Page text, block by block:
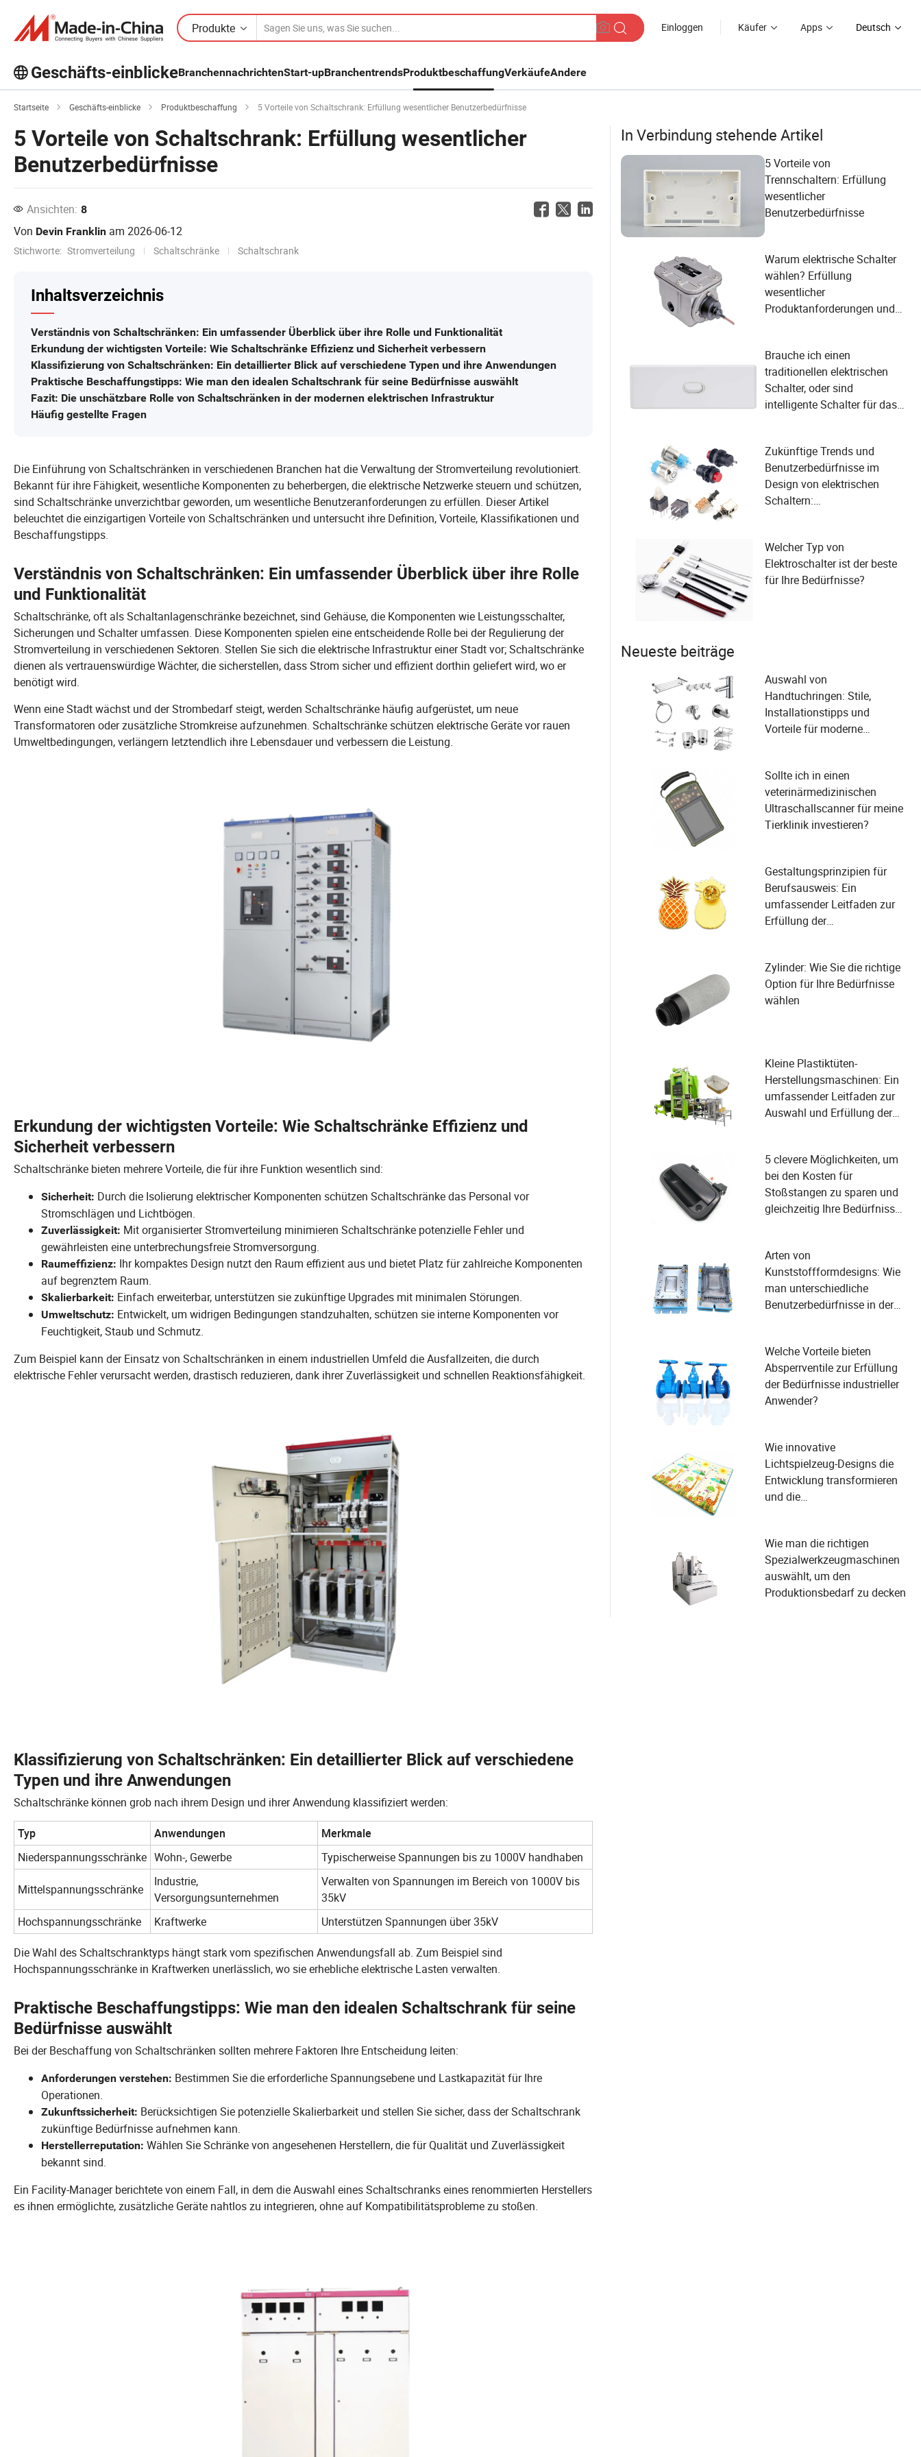
Produkte Einloggen Käufer Apps Deutsch
Geschäfts-einblickeBranchennachrichtenStart-upBranchentrendsProduktbeschaffungVerkäufeAndere
Entdecken Sie weitere beliebte Artikel
Mehr Anzeigen
Startseite Geschäfts-einblicke Produktbeschaffung 5 Vorteile von Schaltschrank: Erfüllung wesentlicher Benutzerbedürfnisse
5 Vorteile von Schaltschrank: Erfüllung wesentlicher
Benutzerbedürfnisse
Ansichten: 8
Von Devin Franklin am 2026-06-12
Stichworte: Stromverteilung Schaltschränke Schaltschrank
Inhaltsverzeichnis
Verständnis von Schaltschränken: Ein umfassender Überblick über ihre Rolle und Funktionalität
Erkundung der wichtigsten Vorteile: Wie Schaltschränke Effizienz und Sicherheit verbessern
Klassifizierung von Schaltschränken: Ein detaillierter Blick auf verschiedene Typen und ihre Anwendungen
Praktische Beschaffungstipps: Wie man den idealen Schaltschrank für seine Bedürfnisse auswählt
Fazit: Die unschätzbare Rolle von Schaltschränken in der modernen elektrischen Infrastruktur
Häufig gestellte Fragen
Die Einführung von Schaltschränken in verschiedenen Branchen hat die Verwaltung der Stromverteilung revolutioniert.
Bekannt für ihre Fähigkeit, wesentliche Komponenten zu beherbergen, die elektrische Netzwerke steuern und schützen,
sind Schaltschränke unverzichtbar geworden, um wesentliche Benutzeranforderungen zu erfüllen. Dieser Artikel
beleuchtet die einzigartigen Vorteile von Schaltschränken und untersucht ihre Definition, Vorteile, Klassifikationen und
Beschaffungstipps.
Verständnis von Schaltschränken: Ein umfassender Überblick über ihre Rolle
und Funktionalität
Schaltschränke, oft als Schaltanlagenschränke bezeichnet, sind Gehäuse, die Komponenten wie Leistungsschalter,
Sicherungen und Schalter umfassen. Diese Komponenten spielen eine entscheidende Rolle bei der Regulierung der
Stromverteilung in verschiedenen Sektoren. Stellen Sie sich die elektrische Infrastruktur einer Stadt vor; Schaltschränke
dienen als vertrauenswürdige Wächter, die sicherstellen, dass Strom sicher und effizient dorthin geliefert wird, wo er
benötigt wird.
Wenn eine Stadt wächst und der Strombedarf steigt, werden Schaltschränke häufig aufgerüstet, um neue
Transformatoren oder zusätzliche Stromkreise aufzunehmen. Schaltschränke schützen elektrische Geräte vor rauen
Umweltbedingungen, verlängern letztendlich ihre Lebensdauer und verbessern die Leistung.
Erkundung der wichtigsten Vorteile: Wie Schaltschränke Effizienz und
Sicherheit verbessern
Schaltschränke bieten mehrere Vorteile, die für ihre Funktion wesentlich sind:
Sicherheit: Durch die Isolierung elektrischer Komponenten schützen Schaltschränke das Personal vor
Stromschlägen und Lichtbögen.
Zuverlässigkeit: Mit organisierter Stromverteilung minimieren Schaltschränke potenzielle Fehler und
gewährleisten eine unterbrechungsfreie Stromversorgung.
Raumeffizienz: Ihr kompaktes Design nutzt den Raum effizient aus und bietet Platz für zahlreiche Komponenten
auf begrenztem Raum.
Skalierbarkeit: Einfach erweiterbar, unterstützen sie zukünftige Upgrades mit minimalen Störungen.
Umweltschutz: Entwickelt, um widrigen Bedingungen standzuhalten, schützen sie interne Komponenten vor
Feuchtigkeit, Staub und Schmutz.
Zum Beispiel kann der Einsatz von Schaltschränken in einem industriellen Umfeld die Ausfallzeiten, die durch
elektrische Fehler verursacht werden, drastisch reduzieren, dank ihrer Zuverlässigkeit und schnellen Reaktionsfähigkeit.
Klassifizierung von Schaltschränken: Ein detaillierter Blick auf verschiedene
Typen und ihre Anwendungen
Schaltschränke können grob nach ihrem Design und ihrer Anwendung klassifiziert werden:
Typ Anwendungen
Merkmale
Niederspannungsschränke Wohn-, Gewerbe Typischerweise Spannungen bis zu 1000V handhaben
Mittelspannungsschränke
Industrie,
Versorgungsunternehmen
Verwalten von Spannungen im Bereich von 1000V bis
35kV
Hochspannungsschränke
Kraftwerke Unterstützen Spannungen über 35kV
Die Wahl des Schaltschranktyps hängt stark vom spezifischen Anwendungsfall ab. Zum Beispiel sind
Hochspannungsschränke in Kraftwerken unerlässlich, wo sie erhebliche elektrische Lasten verwalten.
Praktische Beschaffungstipps: Wie man den idealen Schaltschrank für seine
Bedürfnisse auswählt
Bei der Beschaffung von Schaltschränken sollten mehrere Faktoren Ihre Entscheidung leiten:
Anforderungen verstehen: Bestimmen Sie die erforderliche Spannungsebene und Lastkapazität für Ihre
Operationen.
Zukunftssicherheit: Berücksichtigen Sie potenzielle Skalierbarkeit und stellen Sie sicher, dass der Schaltschrank
zukünftige Bedürfnisse aufnehmen kann.
Herstellerreputation: Wählen Sie Schränke von angesehenen Herstellern, die für Qualität und Zuverlässigkeit
bekannt sind.
Ein Facility-Manager berichtete von einem Fall, in dem die Auswahl eines Schaltschranks eines renommierten Herstellers
es ihnen ermöglichte, zusätzliche Geräte nahtlos zu integrieren, ohne auf Kompatibilitätsprobleme zu stoßen.
In Verbindung stehende Artikel
5 Vorteile von
Trennschaltern: Erfüllung
wesentlicher
Benutzerbedürfnisse
Warum elektrische Schalter
wählen? Erfüllung
wesentlicher
Produktanforderungen und
Brauche ich einen
traditionellen elektrischen
Schalter, oder sind
intelligente Schalter für das
Zukünftige Trends und
Benutzerbedürfnisse im
Design von elektrischen
Schaltern:
meistern
Welcher Typ von
Elektroschalter ist der beste
für Ihre Bedürfnisse?
Neueste beiträge
Auswahl von
Handtuchringen: Stile,
Installationstipps und
Vorteile für moderne
Sollte ich in einen
veterinärmedizinischen
Ultraschallscanner für meine
Tierklinik investieren?
Gestaltungsprinzipien für
Berufsausweis: Ein
umfassender Leitfaden zur
Erfüllung der
Zylinder: Wie Sie die richtige
Option für Ihre Bedürfnisse
wählen
Kleine Plastiktüten-
Herstellungsmaschinen: Ein
umfassender Leitfaden zur
Auswahl und Erfüllung der
5 clevere Möglichkeiten, um
bei den Kosten für
Stoßstangen zu sparen und
gleichzeitig Ihre Bedürfnisse
Arten von
Kunststoffformdesigns: Wie
man unterschiedliche
Benutzerbedürfnisse in der
Welche Vorteile bieten
Absperrventile zur Erfüllung
der Bedürfnisse industrieller
Anwender?
Wie innovative
Lichtspielzeug-Designs die
Entwicklung transformieren
und die
Wie man die richtigen
Spezialwerkzeugmaschinen
auswählt, um den
Produktionsbedarf zu decken